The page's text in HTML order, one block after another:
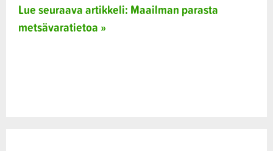
Lue seuraava artikkeli: Maailman parasta
metsävaratietoa »